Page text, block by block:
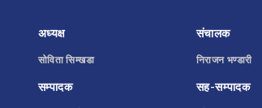
अध्यक्ष
सोविता सिम्खडा
सम्पादक
संचालक
निराजन भण्डारी
सह-सम्पादक